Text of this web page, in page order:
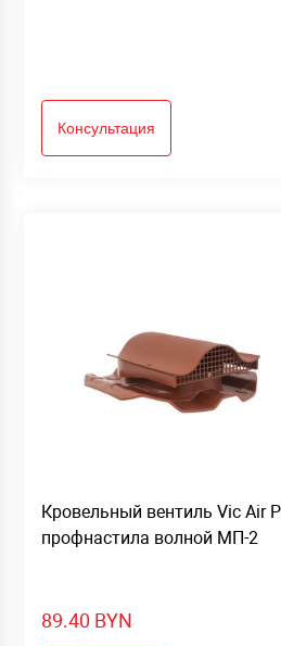
Консультация
Кровельный вентиль Vic Air
профнастила волной МП-2
89.40 BYN